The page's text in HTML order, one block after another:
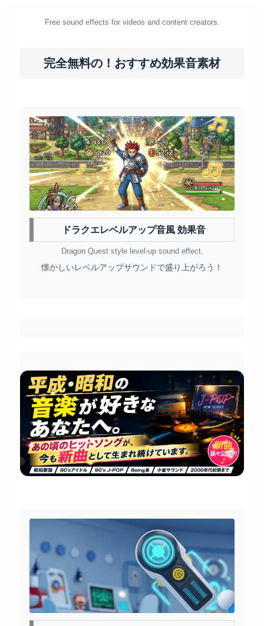
Free sound effects for videos and content creators.
完全無料の！おすすめ効果音素材
ドラクエレベルアップ音風 効果音
Dragon Quest style level-up sound effect.
懐かしいレベルアップサウンドで盛り上がろう！